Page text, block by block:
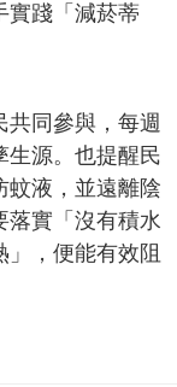
實踐「減菸蒂
共同參與，每週
生源。也提醒民
蚊液，並遠離陰
落實「沒有積水
，便能有效阻